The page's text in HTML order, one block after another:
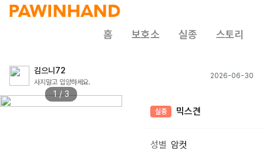
홈 보호소 실종 스토리
김으니72
사지말고 입양하세요.
2026-06-30
1 / 3
실종 믹스견
성별 암컷